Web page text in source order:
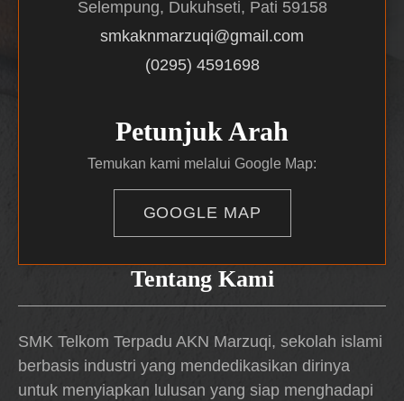
Tentang Kami
SMK Telkom Terpadu AKN Marzuqi, sekolah islami
berbasis industri yang mendedikasikan dirinya
untuk menyiapkan lulusan yang siap menghadapi
Selempung, Dukuhseti, Pati 59158
smkaknmarzuqi@gmail.com
(0295) 4591698
Petunjuk Arah
Temukan kami melalui Google Map:
GOOGLE MAP